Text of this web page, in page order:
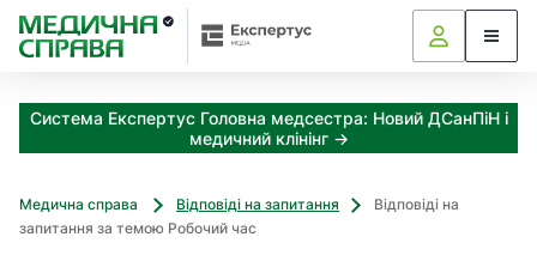
Система Експертус Головна медсестра: Новий ДСанПіН і
медичний клінінг →
Медична справа Відповіді на запитання
Відповіді на
запитання за темою Робочий час
З
а
к
з
о